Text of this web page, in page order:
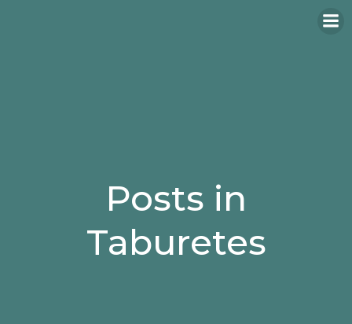
Posts in
Taburetes